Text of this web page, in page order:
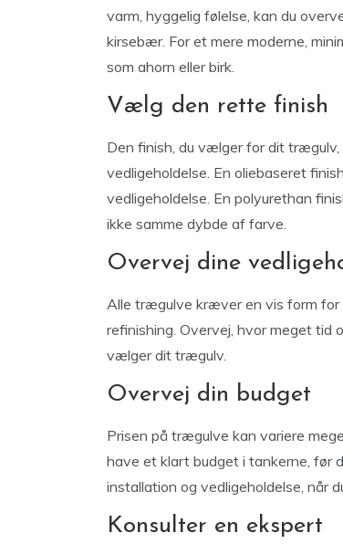
varm, hyggelig følelse, kan du
kirsebær. For et mere moderne,
som ahorn eller birk.
Vælg den rette finish
Den finish, du vælger for dit
vedligeholdelse. En oliebaseret
vedligeholdelse. En polyurethan
ikke samme dybde af farve.
Overvej dine
Alle trægulve kræver en vis form for
refinishing. Overvej, hvor meget tid
vælger dit trægulv.
Overvej din budget
Prisen på trægulve kan variere
have et klart budget i tankerne, før
installation og vedligeholdelse, når
Konsulter en ekspert